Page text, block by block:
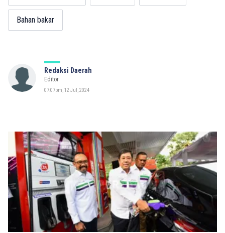
Bahan bakar
Redaksi Daerah
Editor
07:07pm, 12 Jul, 2024